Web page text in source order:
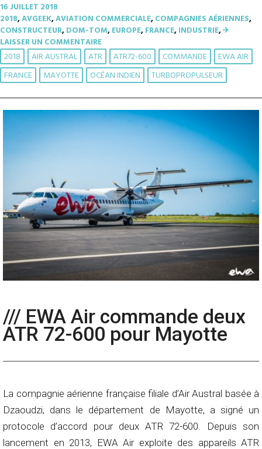
16 JUILLET 2018
2018,AVGEEK,AVIATION COMMERCIALE,COMPAGNIES AÉRIENNES,
CONSTRUCTEUR,DOM-TOM,EUROPE,FRANCE,INDUSTRIE,✈︎
LAISSER UN COMMENTAIRE
2018 AIR AUSTRAL ATR ATR72-600 COMMANDE
EWA AIR
FRANCE
MAYOTTE OCÉAN INDIEN TURBOPROPULSEUR
/// EWA Air commande deux
ATR 72-600 pour Mayotte
La compagnie aérienne française filiale d’Air Austral basée à
Dzaoudzi, dans le département de Mayotte, a signé un
protocole d’accord pour deux ATR 72-600. Depuis son
lancement en 2013, EWA Air exploite des appareils ATR